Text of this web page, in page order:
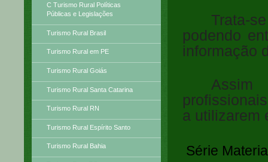
C Turismo Rural Políticas
Públicas e Legislações
Turismo Rural Brasil
Turismo Rural em PE
Turismo Rural Goiás
Turismo Rural Santa Catarina
Turismo Rural RN
Turismo Rural Espírito Santo
Turismo Rural Bahia
podendo
informação
a utilizarem
Série